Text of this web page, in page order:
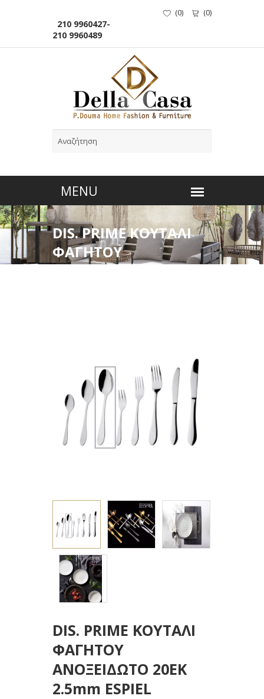
210 9960427-
210 9960489
(0) (0)
DIS. PRIME ΚΟΥΤΑΛΙ
ΦΑΓΗΤΟΥ
ΑΝΟΞΕΙΔΩΤΟ 20ΕΚ
DIS. PRIME ΚΟΥΤΑΛΙ
ΦΑΓΗΤΟΥ
ΑΝΟΞΕΙΔΩΤΟ 20ΕΚ
2.5mm ESPIEL